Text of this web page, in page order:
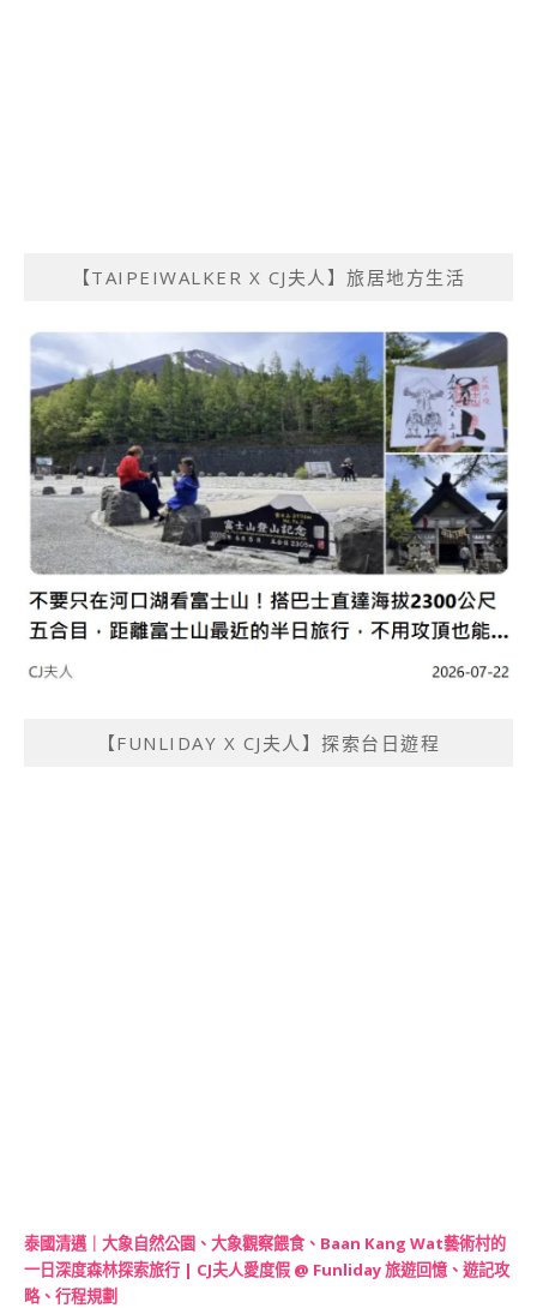
【TAIPEIWALKER X CJ夫人】旅居地方生活
【FUNLIDAY X CJ夫人】探索台日遊程
泰國清邁｜大象自然公園、大象觀察餵食、Baan Kang Wat藝術村的
一日深度森林探索旅行 | CJ夫人愛度假 @ Funliday 旅遊回憶、遊記攻
略、行程規劃